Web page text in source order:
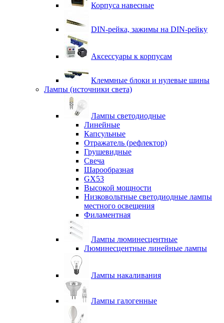
Корпуса навесные
DIN-рейка, зажимы на DIN-рейку
Аксессуары к корпусам
Клеммные блоки и нулевые шины
Лампы (источники света)
Лампы светодиодные
Линейные
Капсульные
Отражатель (рефлектор)
Грушевидные
Свеча
Шарообразная
GX53
Высокой мощности
Низковольтные светодиодные лампы
местного освещения
Филаментная
Лампы люминесцентные
Люминесцентные линейные лампы
Лампы накаливания
Лампы галогенные